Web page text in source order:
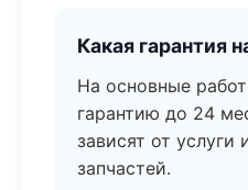
Какая гарантия
На основные
гарантию до 24
зависят от услуги
запчастей.